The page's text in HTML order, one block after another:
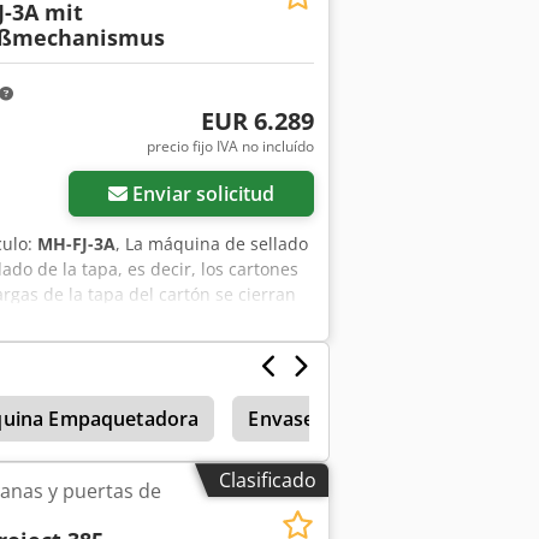
3A mit
EUR 6.289
precio fijo IVA no incluído
Enviar solicitud
MH-FJ-3A, La máquina de sellado
de la tapa, es decir, los cartones
de la tapa del cartón se cierran
150 - 600 mm Anchura: 115 - 490
880 mm Peso 300 kg Dsdszr
CE IMPORTANTE: Para el
que no se incluye en el
de cartón VOGEL ofrecemos
Empaquetadora Envases De Cartón
Clasificado
y puertas de